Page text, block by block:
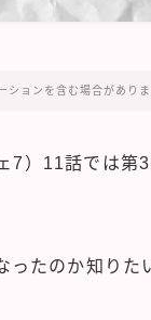
ションを含む場合があり
7）11話では第
たのか知りた